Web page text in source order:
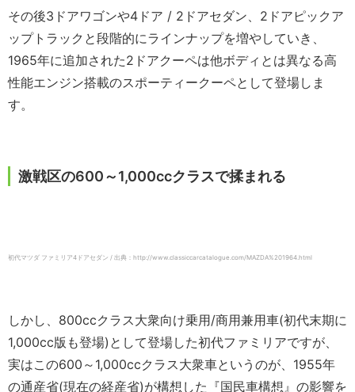
その後3ドアワゴンや4ドア / 2ドアセダン、2ドアピックア
ップトラックと段階的にラインナップを増やしていき、
1965年に追加された2ドアクーペは他ボディとは異なる高
性能エンジン搭載のスポーティークーペとして登場しま
す。
激戦区の600～1,000ccクラスで揉まれる
初代マツダ ファミリア4ドアセダン / 出典：http://www.classiccarcatalogue.com/MAZDA%201964.html
しかし、800ccクラス大衆向け乗用/商用兼用車(初代末期に
1,000cc版も登場)として登場した初代ファミリアですが、
実はこの600～1,000ccクラス大衆車というのが、1955年
の通産省(現在の経産省)が構想した『国民車構想』の影響を